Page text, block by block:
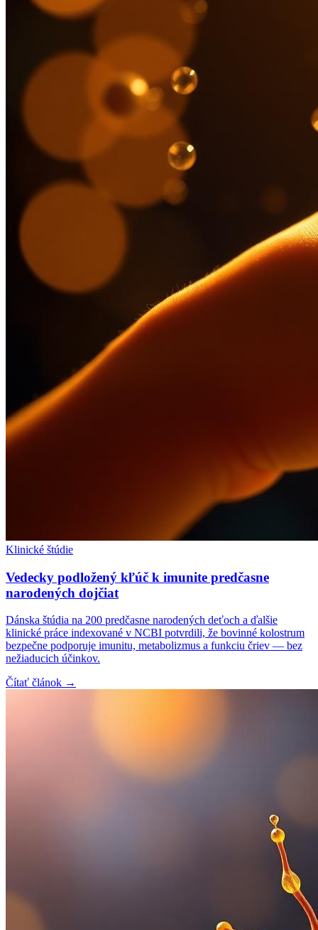
Klinické štúdie
Vedecky podložený kľúč k imunite predčasne
narodených dojčiat
Dánska štúdia na 200 predčasne narodených deťoch a ďalšie
klinické práce indexované v NCBI potvrdili, že bovinné kolostrum
bezpečne podporuje imunitu, metabolizmus a funkciu čriev — bez
nežiaducich účinkov.
Čítať článok →